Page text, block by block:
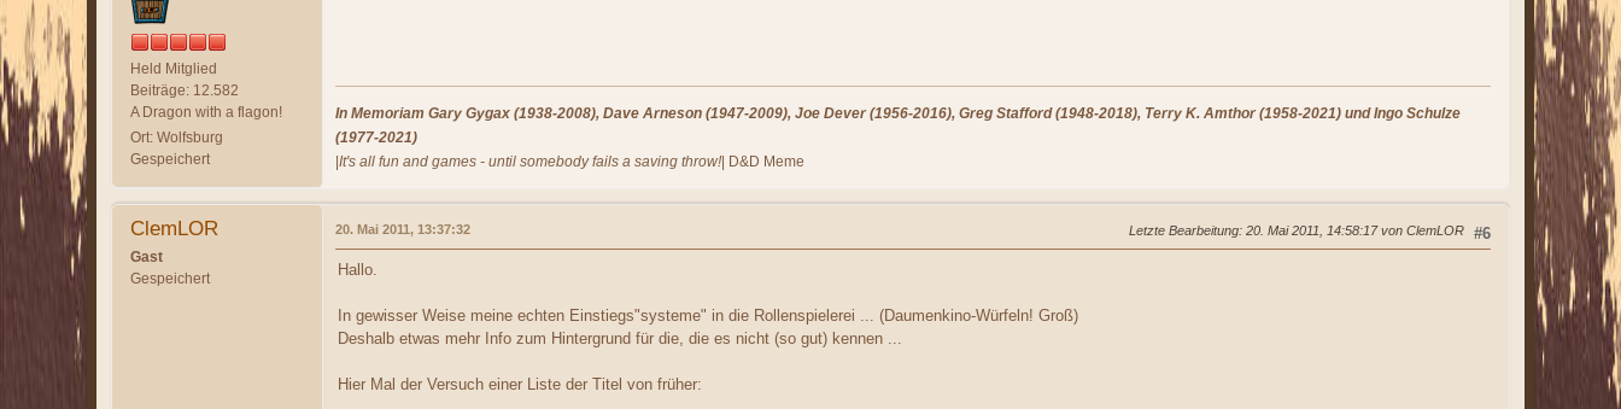
Held Mitglied
Beiträge: 12.582
A Dragon with a flagon!
Ort: Wolfsburg
Gespeichert
In Memoriam Gary Gygax (1938-2008), Dave Arneson (1947-2009), Joe Dever (1956-2016), Greg Stafford (1948-2018), Terry K. Amthor (1958-2021) und Ingo Schulze
(1977-2021)
It's all fun and games - until somebody fails a saving throw! | D&D Meme
ClemLOR
Gast
Gespeichert
#6
20. Mai 2011, 13:37:32 Letzte Bearbeitung: 20. Mai 2011, 14:58:17 von ClemLOR
Hallo.
In gewisser Weise meine echten Einstiegs"systeme" in die Rollenspielerei ... (Daumenkino-Würfeln! Groß)
Deshalb etwas mehr Info zum Hintergrund für die, die es nicht (so gut) kennen ...
Hier Mal der Versuch einer Liste der Titel von früher: